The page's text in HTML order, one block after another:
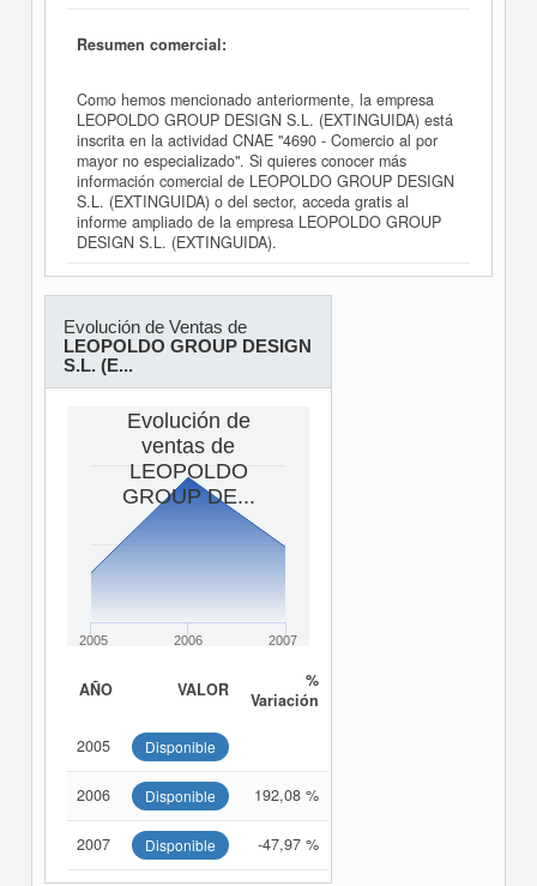
Resumen comercial:
Como hemos mencionado anteriormente, la empresa
LEOPOLDO GROUP DESIGN S.L. (EXTINGUIDA) está
inscrita en la actividad CNAE "4690 - Comercio al por
mayor no especializado". Si quieres conocer más
información comercial de LEOPOLDO GROUP DESIGN
S.L. (EXTINGUIDA) o del sector, acceda gratis al
informe ampliado de la empresa LEOPOLDO GROUP
DESIGN S.L. (EXTINGUIDA).
Evolución de Ventas de
LEOPOLDO GROUP DESIGN
S.L. (E...
Evolución de
ventas de
LEOPOLDO
GROUP DE...
2005 2006 2007
AÑO VALOR
%
Variación
2005 Disponible
2006 Disponible 192,08 %
2007 Disponible -47,97 %